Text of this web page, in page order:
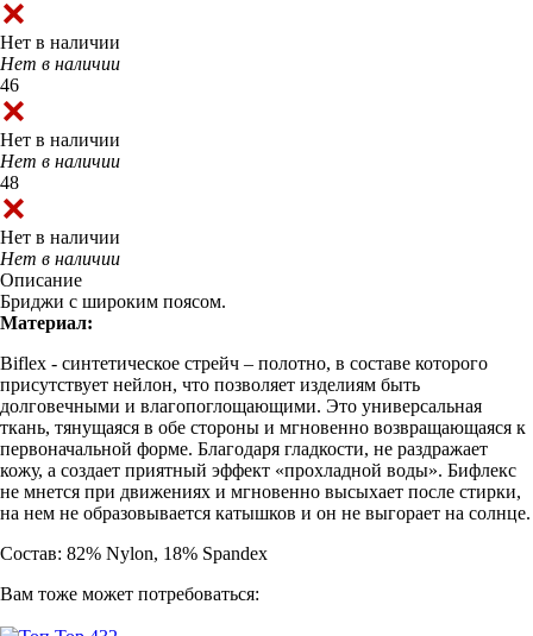
Нет в наличии
Нет в наличии
46
Нет в наличии
Нет в наличии
48
Нет в наличии
Нет в наличии
Описание
Бриджи с широким поясом.
Материал:
Biflex - cинтетическое стрейч – полотно, в составе которого
присутствует нейлон, что позволяет изделиям быть
долговечными и влагопоглощающими. Это универсальная
ткань, тянущаяся в обе стороны и мгновенно возвращающаяся к
первоначальной форме. Благодаря гладкости, не раздражает
кожу, а создает приятный эффект «прохладной воды». Бифлекс
не мнется при движениях и мгновенно высыхает после стирки,
на нем не образовывается катышков и он не выгорает на солнце.
Состав: 82% Nylon, 18% Spandex
Вам тоже может потребоваться: